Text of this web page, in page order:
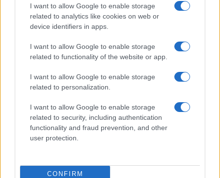
I want to allow Google to enable storage
related to analytics like cookies on web or
device identifiers in apps.
I want to allow Google to enable storage
related to functionality of the website or app.
I want to allow Google to enable storage
related to personalization.
I want to allow Google to enable storage
related to security, including authentication
functionality and fraud prevention, and other
user protection.
CONFIRM
Volata nel ciclismo: treno, lanciata e ultimo sprint
senza errori